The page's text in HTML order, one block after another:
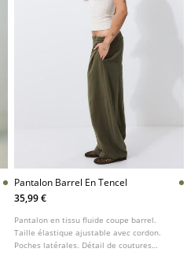
Pantalon Barrel En Tencel
35,99 €
Pantalon en tissu fluide coupe barrel.
Taille élastique ajustable avec cordon.
Poches latérales. Détail de coutures